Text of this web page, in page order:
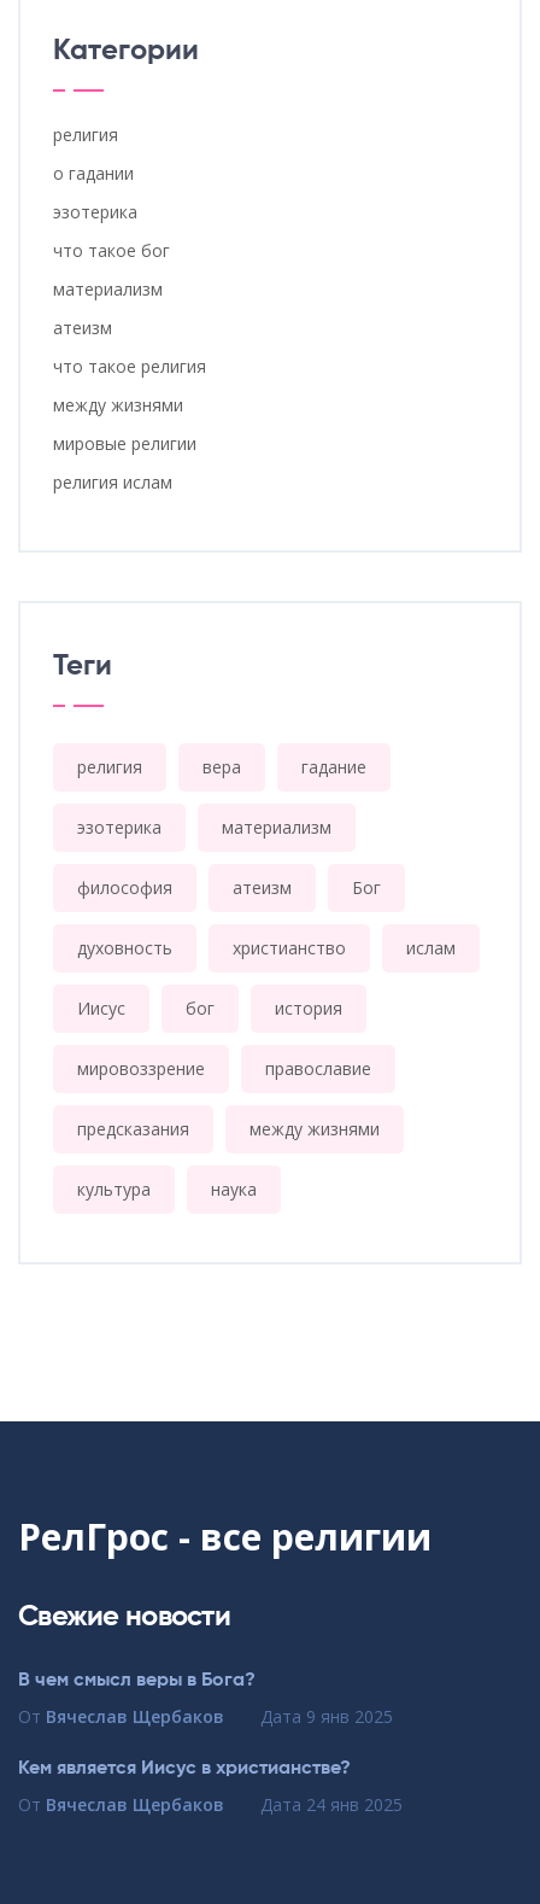
Категории
религия
о гадании
эзотерика
что такое бог
материализм
атеизм
что такое религия
между жизнями
мировые религии
религия ислам
Теги
религия вера гадание
эзотерика материализм
философия атеизм Бог
духовность христианство ислам
Иисус бог история
мировоззрение православие
предсказания между жизнями
культура наука
РелГрос - все религии
Свежие новости
В чем смысл веры в Бога?
От Вячеслав Щербаков Дата 9 янв 2025
Кем является Иисус в христианстве?
От Вячеслав Щербаков Дата 24 янв 2025